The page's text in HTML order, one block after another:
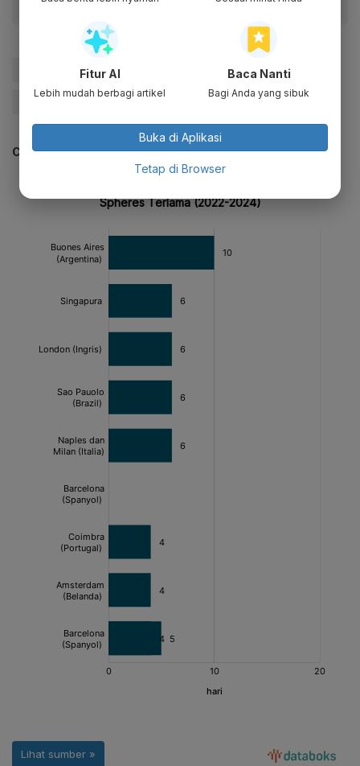
#Tiket Coldplay #Sandiaga Uno
#Update Me
CEK JUGA DATA INI
Fitur AI
Lebih mudah berbagi artikel
Baca Nanti
Bagi Anda yang sibuk
Buka di Aplikasi
Tetap di Browser